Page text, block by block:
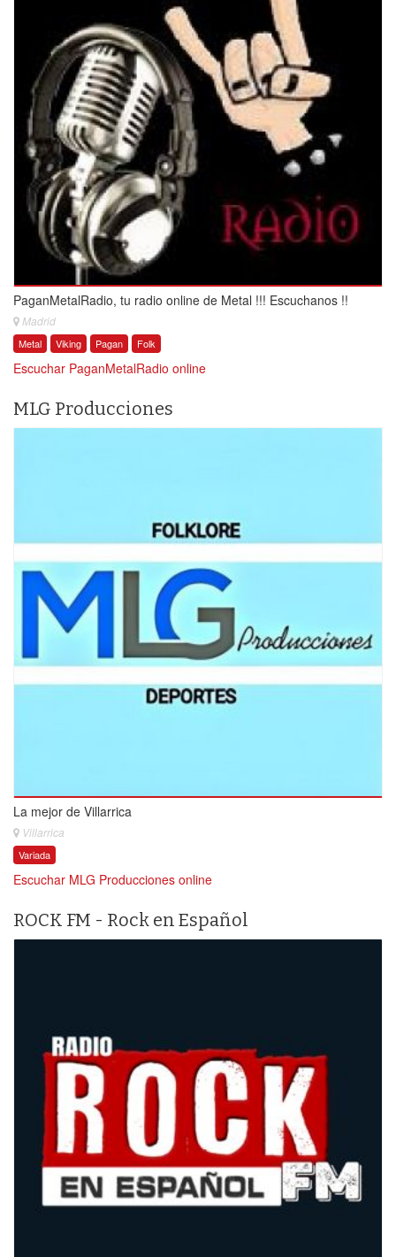
PaganMetalRadio, tu radio online de Metal !!! Escuchanos !!
Madrid
Metal Viking Pagan Folk
Escuchar PaganMetalRadio online
MLG Producciones
La mejor de Villarrica
Villarrica
Variada
Escuchar MLG Producciones online
ROCK FM - Rock en Español